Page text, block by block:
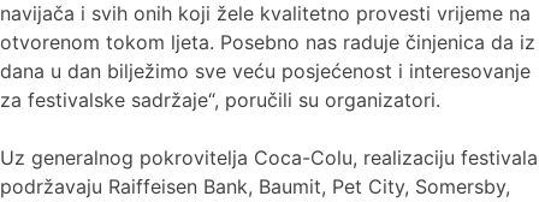
navijača i svih onih koji žele kvalitetno provesti vrijeme na
otvorenom tokom ljeta. Posebno nas raduje činjenica da iz
dana u dan bilježimo sve veću posjećenost i interesovanje
za festivalske sadržaje“, poručili su organizatori.
Uz generalnog pokrovitelja Coca-Colu, realizaciju festivala
podržavaju Raiffeisen Bank, Baumit, Pet City, Somersby,